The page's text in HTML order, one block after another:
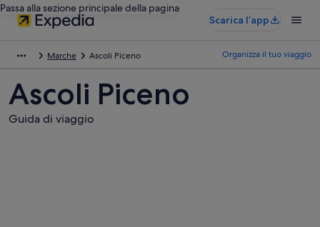
Passa alla sezione principale della pagina
Scarica l’app
Marche Ascoli Piceno Organizza il tuo viaggio
Ascoli Piceno
Guida di viaggio